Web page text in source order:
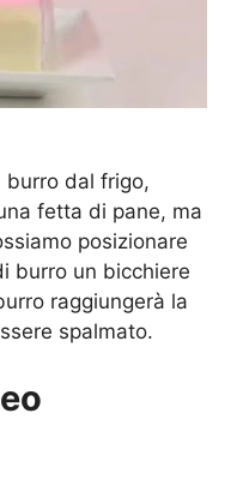
burro dal frigo,
fetta di pane, ma
posizionare
burro un bicchiere
raggiungerà la
spalmato.